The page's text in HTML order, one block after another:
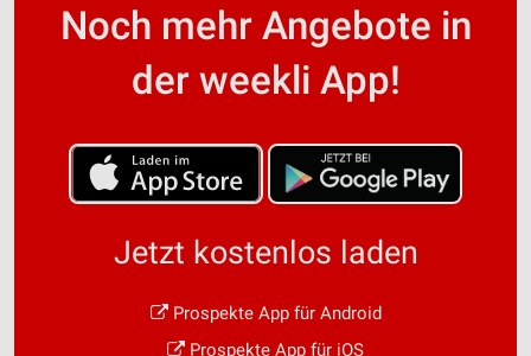
Noch mehr Angebote in
der weekli App!
Jetzt kostenlos laden
Prospekte App für Android
Prospekte App für iOS